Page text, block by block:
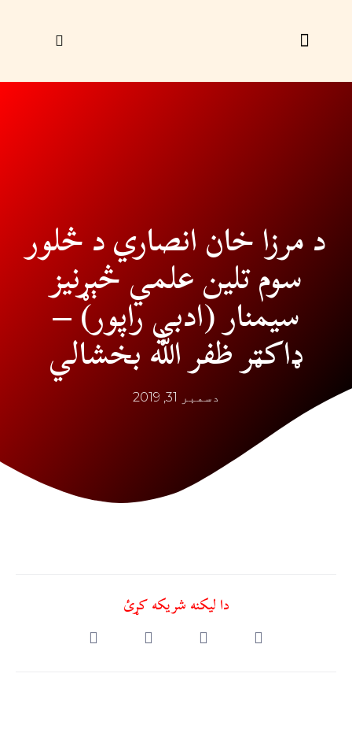
د مرزا خان انصاري د څلور
سوم تلین علمي څېړنیز
سیمنار (ادبي راپور) –
ډاکټر ظفر الله بخشالي
دسمبر 31, 2019
دا ليکنه شريکه کړئ